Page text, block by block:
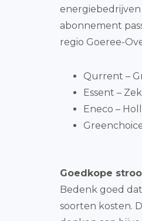
abonnement
regio Goeree-
Qurrent –
Essent –
Eneco –
Goedkope
Bedenk goed
soorten kosten.